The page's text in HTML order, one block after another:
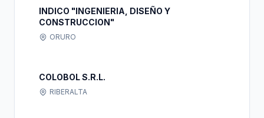
INDICO "INGENIERIA, DISEÑO Y
CONSTRUCCION"
ORURO
COLOBOL S.R.L.
RIBERALTA